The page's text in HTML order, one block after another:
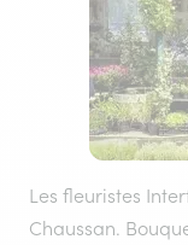
Les fleuristes
Chaussan.